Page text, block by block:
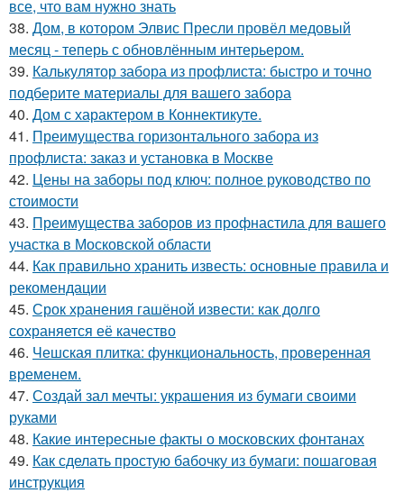
все, что вам нужно знать
38. Дом, в котором Элвис Пресли провёл медовый
месяц - теперь с обновлённым интерьером.
39. Калькулятор забора из профлиста: быстро и точно
подберите материалы для вашего забора
40. Дом с характером в Коннектикуте.
41. Преимущества горизонтального забора из
профлиста: заказ и установка в Москве
42. Цены на заборы под ключ: полное руководство по
стоимости
43. Преимущества заборов из профнастила для вашего
участка в Московской области
44. Как правильно хранить известь: основные правила и
рекомендации
45. Срок хранения гашёной извести: как долго
сохраняется её качество
46. Чешская плитка: функциональность, проверенная
временем.
47. Создай зал мечты: украшения из бумаги своими
руками
48. Какие интересные факты о московских фонтанах
49. Как сделать простую бабочку из бумаги: пошаговая
инструкция